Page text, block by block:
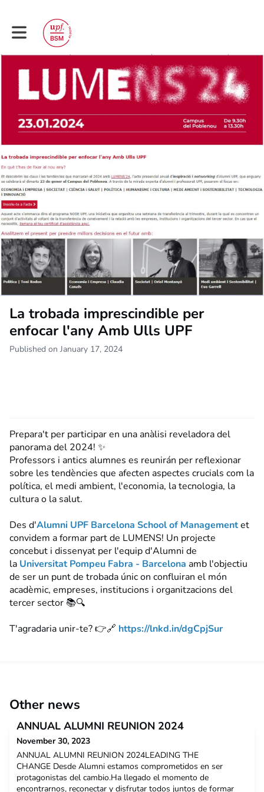
Toggle main navigation
La trobada imprescindible per
enfocar l'any Amb Ulls UPF
Published on January 17, 2024
Prepara't per participar en una anàlisi reveladora del
panorama del 2024! ✨
Professors i antics alumnes es reunirán per reflexionar
sobre les tendències que afecten aspectes crucials com la
política, el medi ambient, l'economia, la tecnologia, la
cultura o la salut.
Des d'Alumni UPF Barcelona School of Managementet
convidem a formar part de LUMENS! Un projecte
concebut i dissenyat per l'equip d'Alumni de
la Universitat Pompeu Fabra - Barcelona amb l'objectiu
de ser un punt de trobada únic on confluiran el món
acadèmic, empreses, institucions i organitzacions del
tercer sector 📚🔍
T'agradaria unir-te? 👉🔗 https://lnkd.in/dgCpjSur
Other news
ANNUAL ALUMNI REUNION 2024
November 30, 2023
ANNUAL ALUMNI REUNION 2024LEADING THE
CHANGE Desde Alumni estamos comprometidos en ser
protagonistas del cambio.Ha llegado el momento de
encontrarnos, reconectar y disfrutar todos juntos de formar